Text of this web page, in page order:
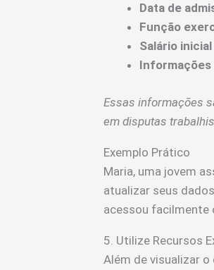
Data de
Função
Salário inicial
Essas informações
em disputas
Exemplo Prático
Maria, uma jovem
atualizar seus
acessou facilmente
5. Utilize Recursos
Além de visualizar